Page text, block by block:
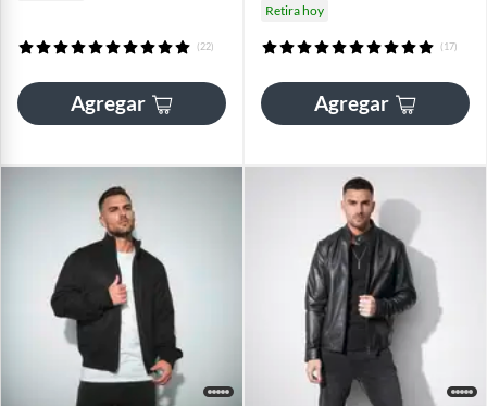
(22)
Agregar
Retira hoy
(17)
Agregar